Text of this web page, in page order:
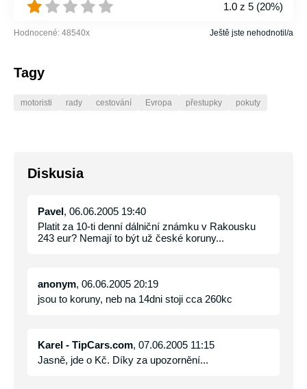
1.0 z 5 (20%)
Hodnocené: 48540x Ještě jste nehodnotil/a
Tagy
motoristi rady cestování Evropa přestupky pokuty
Diskusia
Pavel, 06.06.2005 19:40
Platit za 10-ti denní dálniční známku v Rakousku
243 eur? Nemají to být už české koruny...
anonym, 06.06.2005 20:19
jsou to koruny, neb na 14dni stoji cca 260kc
Karel - TipCars.com, 07.06.2005 11:15
Jasně, jde o Kč. Díky za upozornění...